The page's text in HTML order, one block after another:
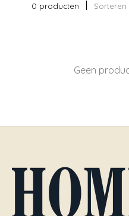
0 producten Sorteren
Geen